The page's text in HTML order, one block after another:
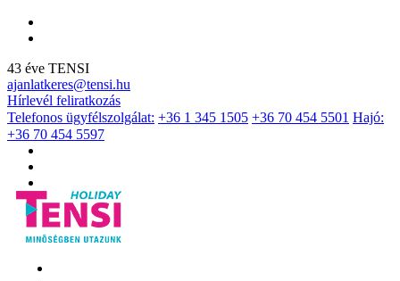
43 éve TENSI
ajanlatkeres@tensi.hu
Hírlevél feliratkozás
Telefonos ügyfélszolgálat: +36 1 345 1505 +36 70 454 5501 Hajó:
+36 70 454 5597